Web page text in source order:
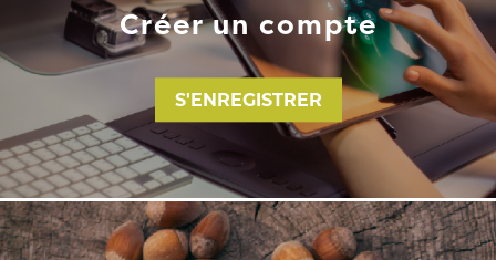
Créer un compte
S'ENREGISTRER